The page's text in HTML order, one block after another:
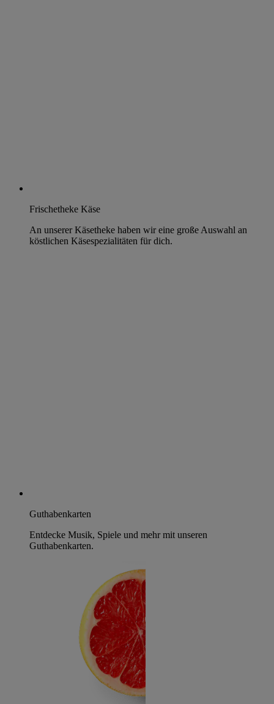
Frischetheke Käse
An unserer Käsetheke haben wir eine große Auswahl an
köstlichen Käsespezialitäten für dich.
Guthabenkarten
Entdecke Musik, Spiele und mehr mit unseren
Guthabenkarten.